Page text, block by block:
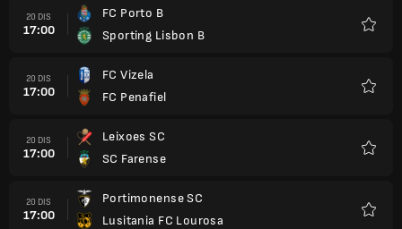
20 DIS
17:00
FC Porto B
Sporting Lisbon B
20 DIS
17:00
FC Vizela
FC Penafiel
20 DIS
17:00
Leixoes SC
SC Farense
20 DIS
17:00
Portimonense SC
Lusitania FC Lourosa